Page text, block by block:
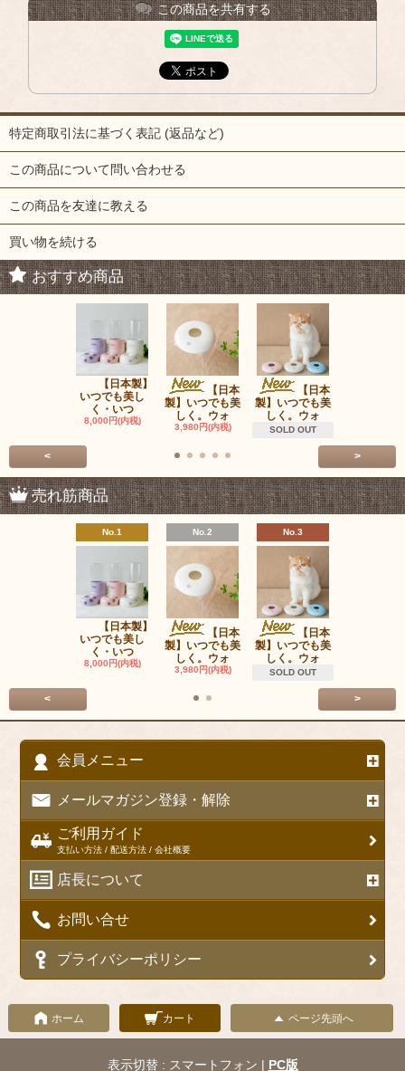
この商品を共有する
特定商取引法に基づく表記 (返品など)
この商品について問い合わせる
この商品を友達に教える
買い物を続ける
おすすめ商品
【日本製】
いつでも美し
く・いつ
8,000円(内税)
【日本
製】いつでも美
しく。ウォ
3,980円(内税)
【日本
製】いつでも美
しく。ウォ
SOLD OUT
< >
売れ筋商品
No.1
【日本製】
いつでも美し
く・いつ
8,000円(内税)
No.2
【日本
製】いつでも美
しく。ウォ
3,980円(内税)
No.3
【日本
製】いつでも美
しく。ウォ
SOLD OUT
< >
会員メニュー
メールマガジン登録・解除
ご利用ガイド
支払い方法 / 配送方法 / 会社概要
店長について
お問い合せ
プライバシーポリシー
ホーム カート ページ先頭へ
表示切替 : スマートフォン | PC版